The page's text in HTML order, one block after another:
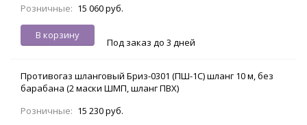
Розничные: 15 060 руб.
В корзину
Под заказ до 3 дней
Противогаз шланговый Бриз-0301 (ПШ-1С) шланг 10 м, без
барабана (2 маски ШМП, шланг ПВХ)
Розничные: 15 230 руб.